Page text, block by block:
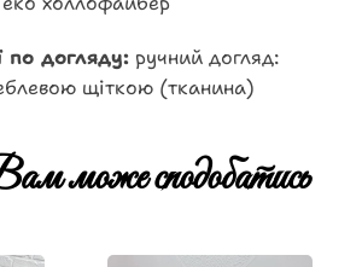
по догляду: ручний догляд:
щіткою (тканина)
сподобатись